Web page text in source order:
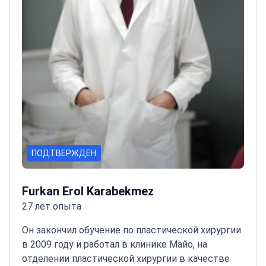
ПОДТВЕРЖДЕН
Furkan Erol Karabekmez
27 лет опыта
Он закончил обучение по пластической хирургии
в 2009 году и работал в клинике Майо, на
отделении пластической хирургии в качестве